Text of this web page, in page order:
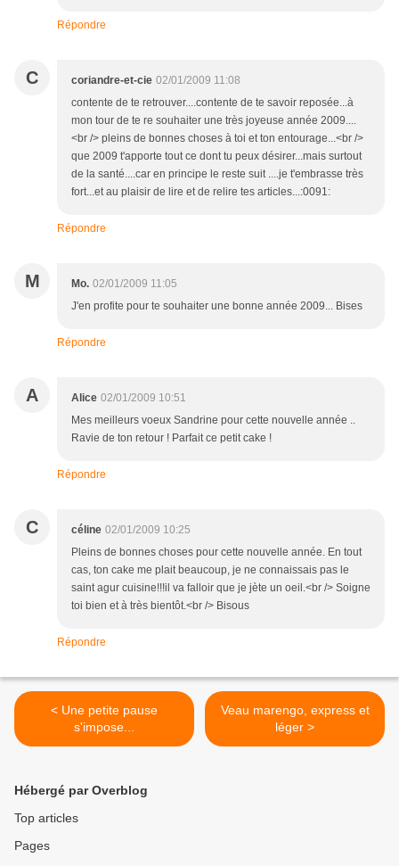
Répondre
C coriandre-et-cie 02/01/2009 11:08
contente de te retrouver....contente de te savoir reposée...à
mon tour de te re souhaiter une très joyeuse année 2009....
<br /> pleins de bonnes choses à toi et ton entourage...<br />
que 2009 t'apporte tout ce dont tu peux désirer...mais surtout
de la santé....car en principe le reste suit ....je t'embrasse très
fort...et au plaisir de lire et de relire tes articles...:0091:
Répondre
M Mo. 02/01/2009 11:05
J'en profite pour te souhaiter une bonne année 2009... Bises
Répondre
A Alice 02/01/2009 10:51
Mes meilleurs voeux Sandrine pour cette nouvelle année ..
Ravie de ton retour ! Parfait ce petit cake !
Répondre
C céline 02/01/2009 10:25
Pleins de bonnes choses pour cette nouvelle année. En tout
cas, ton cake me plait beaucoup, je ne connaissais pas le
saint agur cuisine!!!il va falloir que je jète un oeil.<br /> Soigne
toi bien et à très bientôt.<br /> Bisous
Répondre
< Une petite pause
s'impose...
Veau marengo, express et
léger >
Hébergé par Overblog
Top articles
Pages